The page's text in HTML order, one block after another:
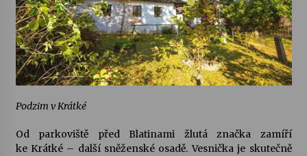
Podzim v Krátké
Od parkoviště před Blatinami žlutá značka zamíří
ke Krátké– další sněženské osadě. Vesnička je skutečně